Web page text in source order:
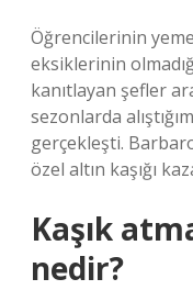
Öğrencilerinin
eksiklerinin
kanıtlayan şefler
sezonlarda
gerçekleşti.
özel altın kaşığı
Kaşık
nedir?